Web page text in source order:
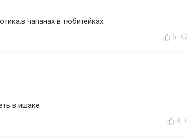
чапанах в тюбитейках.
5
в ишаке
3